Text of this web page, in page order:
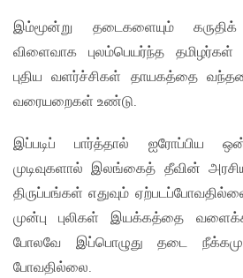
இம்மூன்று தடைகளையும்
விளைவாக புலம்பெயர்ந்த தமிழர்கள்
புதிய வளர்ச்சிகள் தாயகத்தை
வரையறைகள் உண்டு.
இப்படிப் பார்த்தால் ஐரோப்பிய
முடிவுகளால் இலங்கைத் தீவின்
திருப்பங்கள் எதுவும்
முன்பு புலிகள் இயக்கத்தை
போலவே இப்பொழுது தடை
போவதில்லை.